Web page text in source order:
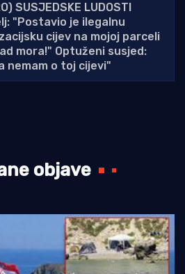
SUSJEDSKE LUDOSTI
"Postavio je ilegalnu
cijev na mojoj parceli
mora!" Optuženi susjed:
nemam o toj cijevi"
objave